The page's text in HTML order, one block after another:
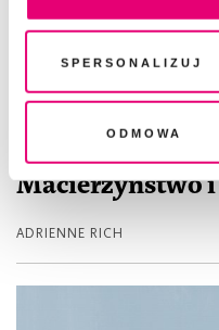
chwili wycofać lub
plików cookie".
legalność przetwarzania
Spersonalizuj
Odmowa
Macierzyństwo
ADRIENNE RICH